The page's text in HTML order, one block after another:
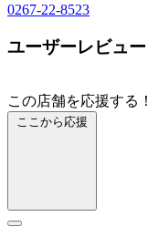
0267-22-8523
ユーザーレビュー
この店舗を応援する！
ここから応援